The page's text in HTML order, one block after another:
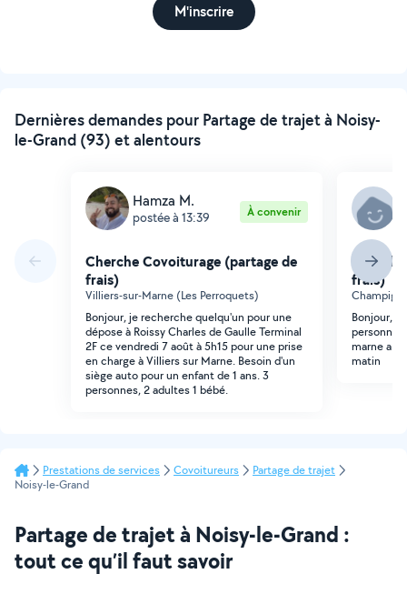
M'inscrire
Dernières demandes pour Partage de trajet à Noisy-
le-Grand (93) et alentours
Hamza M.
postée à 13:39 À convenir
Cherche Covoiturage (partage de
frais)
Villiers-sur-Marne (Les Perroquets)
Bonjour, je recherche quelqu'un pour une
dépose à Roissy Charles de Gaulle Terminal
2F ce vendredi 7 août à 5h15 pour une prise
en charge à Villiers sur Marne. Besoin d'un
siège auto pour un enfant de 1 ans. 3
personnes, 2 adultes 1 bébé.
frais)
Bonjour,
marne a
matin
Prestations de services Covoitureurs
Partage de trajet
Noisy-le-Grand
Partage de trajet à Noisy-le-Grand :
tout ce qu’il faut savoir